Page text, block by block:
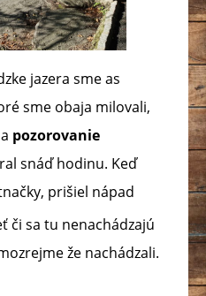
jazera sme as
sme obaja milovali,
pozorovanie
snáď hodinu. Keď
prišiel nápad
či sa tu nenachádzajú
že nachádzali.